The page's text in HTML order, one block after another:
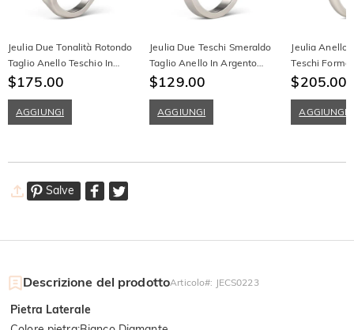
Jeulia Due Tonalità Rotondo
Taglio Anello Teschio In
Argento Sterling
$175.00
AGGIUNGI
Jeulia Due Teschi Smeraldo
Taglio Anello In Argento
Sterling
$129.00
AGGIUNGI
Jeulia Anello
Teschi Forma
Princess In
$205.00
AGGIUNGI
Salve
Descrizione del prodottoArticolo#: JECS0223
Pietra Laterale